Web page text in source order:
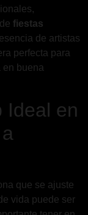
fiestas
de artistas
perfecta para
en buena
Ideal en
que se ajuste
vida puede ser